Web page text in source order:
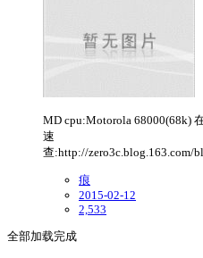
MD cpu:Motorola 68000(68k)
速
查:http://zero3c.blog.163.com/
痕
2015-02-12
2,533
全部加载完成